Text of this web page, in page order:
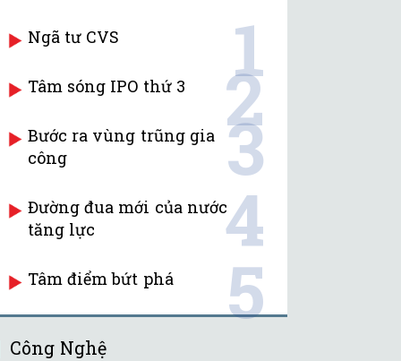
Ngã tư CVS 1
Tâm sóng IPO thứ 3 2
Bước ra vùng trũng gia
công
3
Đường đua mới của nước
tăng lực
4
Tâm điểm bứt phá 5
Công Nghệ